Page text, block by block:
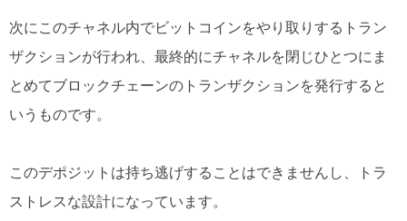
次にこのチャネル内でビットコインをやり取りするトラン
ザクションが行われ、最終的にチャネルを閉じひとつにま
とめてブロックチェーンのトランザクションを発行すると
いうものです。
このデポジットは持ち逃げすることはできませんし、トラ
ストレスな設計になっています。